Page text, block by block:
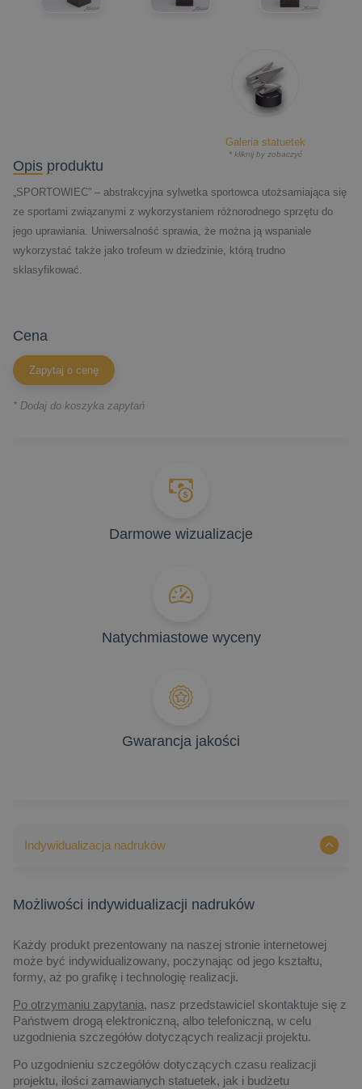
Galeria statuetek
* kliknij by zobaczyć
Opis produktu
„SPORTOWIEC” – abstrakcyjna sylwetka sportowca utożsamiająca się
ze sportami związanymi z wykorzystaniem różnorodnego sprzętu do
jego uprawiania. Uniwersalność sprawia, że można ją wspaniale
wykorzystać także jako trofeum w dziedzinie, którą trudno
sklasyfikować.
cena
Zapytaj o cenę
* Dodaj do koszyka zapytań
Darmowe wizualizacje
Natychmiastowe wyceny
Gwarancja jakości
Indywidualizacja nadruków
Możliwości indywidualizacji nadruków
Każdy produkt prezentowany na naszej stronie internetowej
może być indywidualizowany, poczynając od jego kształtu,
formy, aż po grafikę i technologię realizacji.
Po otrzymaniu zapytania, nasz przedstawiciel skontaktuje się z
Państwem drogą elektroniczną, albo telefoniczną, w celu
uzgodnienia szczegółów dotyczących realizacji projektu.
Po uzgodnieniu szczegółów dotyczących czasu realizacji
projektu, ilości zamawianych statuetek, jak i budżetu